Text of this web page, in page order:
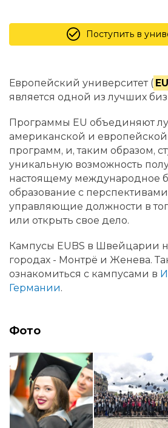
Поступить в
Европейский университет (
является одной из лучших
Программы EU объединяют
американской и
программ, и, таким образом,
уникальную возможность
настоящему международное
образование с перспективами
управляющие должности в
или открыть свое дело.
Кампусы EUBS в Швейцарии
городах - Монтрё и Женева.
ознакомиться с кампусами в
Германии.
Фото